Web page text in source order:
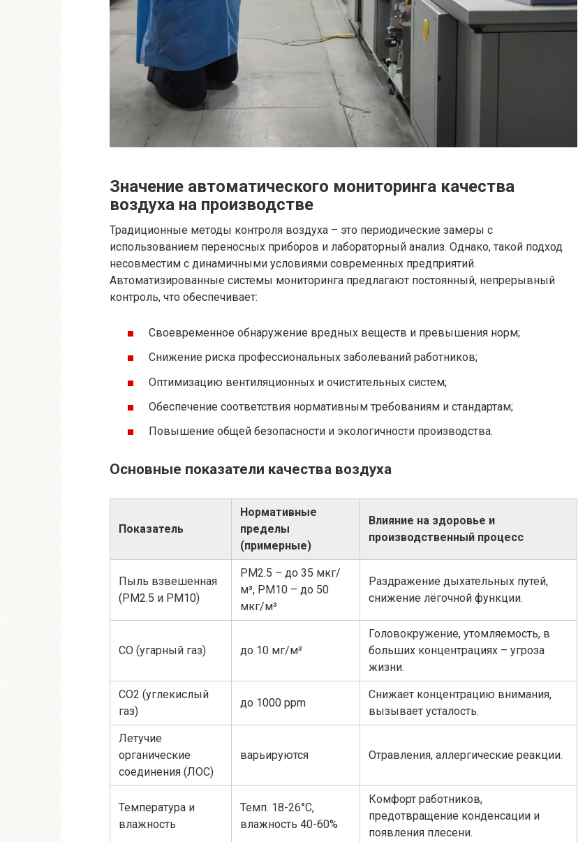
Значение автоматического мониторинга качества
воздуха на производстве
Традиционные методы контроля воздуха – это периодические замеры с
использованием переносных приборов и лабораторный анализ. Однако, такой подход
несовместим с динамичными условиями современных предприятий.
Автоматизированные системы мониторинга предлагают постоянный, непрерывный
контроль, что обеспечивает:
Своевременное обнаружение вредных веществ и превышения норм;
Снижение риска профессиональных заболеваний работников;
Оптимизацию вентиляционных и очистительных систем;
Обеспечение соответствия нормативным требованиям и стандартам;
Повышение общей безопасности и экологичности производства.
Основные показатели качества воздуха
Показатель
Нормативные
пределы
(примерные)
Влияние на здоровье и
производственный процесс
Пыль взвешенная
(PM2.5 и PM10)
PM2.5 – до 35 мкг/
м³, PM10 – до 50
мкг/м³
Раздражение дыхательных путей,
снижение лёгочной функции.
СО (угарный газ) до 10 мг/м³
Головокружение, утомляемость, в
больших концентрациях – угроза
жизни.
СО2 (углекислый
газ)
до 1000 ppm
Снижает концентрацию внимания,
вызывает усталость.
Летучие
органические
соединения (ЛОС)
варьируются Отравления, аллергические реакции.
Температура и
влажность
Темп. 18-26°C,
влажность 40-60%
Комфорт работников,
предотвращение конденсации и
появления плесени.